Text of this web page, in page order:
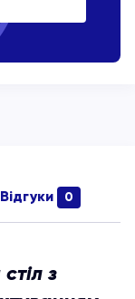
Відгуки 0
з